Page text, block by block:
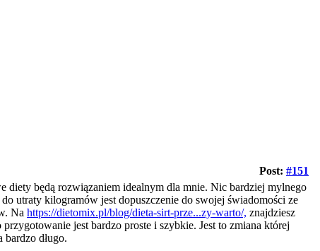
Post: #151
diety będą rozwiązaniem idealnym dla mnie. Nic bardziej mylnego
utraty kilogramów jest dopuszczenie do swojej świadomości ze
Na https://dietomix.pl/blog/dieta-sirt-prze...zy-warto/, znajdziesz
jest bardzo proste i szybkie. Jest to zmiana której
długo.